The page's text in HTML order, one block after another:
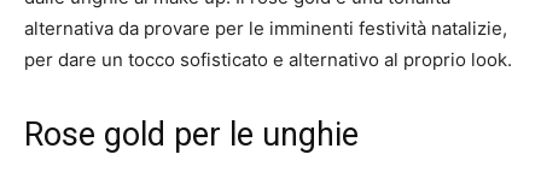
alternativa da provare per le imminenti festività natalizie,
per dare un tocco sofisticato e alternativo al proprio look.
Rose gold per le unghie